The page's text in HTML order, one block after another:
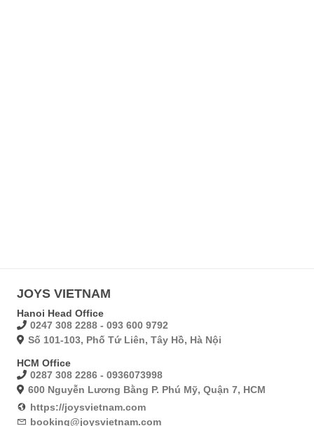
JOYS VIETNAM
Hanoi Head Office
0247 308 2288 - 093 600 9792
Số 101-103, Phố Tứ Liên, Tây Hồ, Hà Nội
HCM Office
0287 308 2286 - 0936073998
600 Nguyễn Lương Bằng P. Phú Mỹ, Quận 7, HCM
https://joysvietnam.com
booking@joysvietnam.com